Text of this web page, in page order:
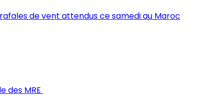
de vent attendus ce samedi au Maroc
des MRE